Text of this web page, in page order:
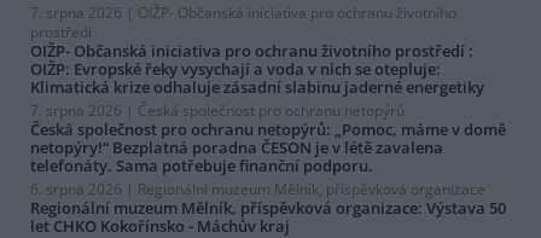
7. srpna 2026 | OIŽP- Občanská iniciativa pro ochranu životního
prostředí
OIŽP- Občanská iniciativa pro ochranu životního prostředí :
OIŽP: Evropské řeky vysychají a voda v nich se otepluje:
Klimatická krize odhaluje zásadní slabinu jaderné energetiky
7. srpna 2026 | Česká společnost pro ochranu netopýrů
Česká společnost pro ochranu netopýrů: „Pomoc, máme v domě
netopýry!“ Bezplatná poradna ČESON je v létě zavalena
telefonáty. Sama potřebuje finanční podporu.
6. srpna 2026 | Regionální muzeum Mělník, příspěvková organizace
Regionální muzeum Mělník, příspěvková organizace: Výstava 50
let CHKO Kokořínsko - Máchův kraj